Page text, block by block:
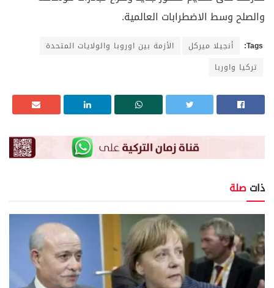
والصلح وسط الاضطرابات العالمية.
Tags: أنجيلا ميركل
الأزمة بين اوروبا والولايات المتحدة
تركيا واوربا
ذات صلة